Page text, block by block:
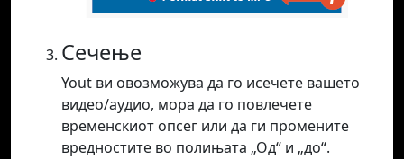
Сечење
Yout ви овозможува да го исечете вашето
видео/аудио, мора да го повлечете
временскиот опсег или да ги промените
вредностите во полињата „Од“ и „до“.